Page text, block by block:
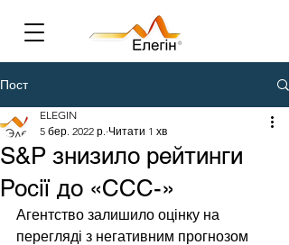
Пост
S&P знизило рейтинги
Росії до «ССС-»
ELEGIN
5 бер. 2022 р. Читати 1 хв
Агентство залишило оцінку на
перегляді з негативним прогнозом